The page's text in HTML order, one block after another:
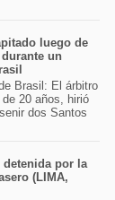
luego de
un
Brasil: El árbitro
20 años, hirió
dos Santos
detenida por la
(LIMA,